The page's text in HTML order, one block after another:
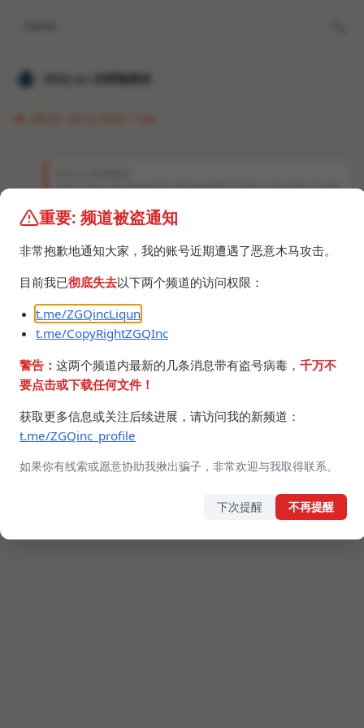
𝐙𝐆𝐐 ɪɴᴄ.的唠嗑频道
https://store.steampowered.com/app/2099110/The_Classrooms/ 天太热
重要: 频道被盗通知
非常抱歉地通知大家，我的账号近期遭遇了恶意木马攻击。
目前我已彻底失去以下两个频道的访问权限：
t.me/ZGQincLiqun
t.me/CopyRightZGQInc
警告： 这两个频道内最新的几条消息带有盗号病毒， 千万不
要点击或下载任何文件！
获取更多信息或关注后续进展，请访问我的新频道：
t.me/ZGQinc_profile
如果你有线索或愿意协助我揪出骗子，非常欢迎与我取得联系。
下次提醒 不再提醒